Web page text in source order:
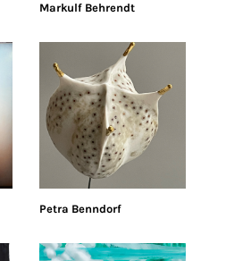
Markulf Behrendt
Petra Benndorf